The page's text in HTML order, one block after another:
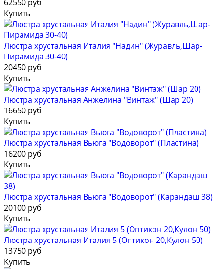
62550 руб
Купить
Люстра хрустальная Италия "Надин" (Журавль,Шар-
Пирамида 30-40)
20450 руб
Купить
Люстра хрустальная Анжелина "Винтаж" (Шар 20)
16650 руб
Купить
Люстра хрустальная Вьюга "Водоворот" (Пластина)
16200 руб
Купить
Люстра хрустальная Вьюга "Водоворот" (Карандаш 38)
20100 руб
Купить
Люстра хрустальная Италия 5 (Оптикон 20,Кулон 50)
13750 руб
Купить